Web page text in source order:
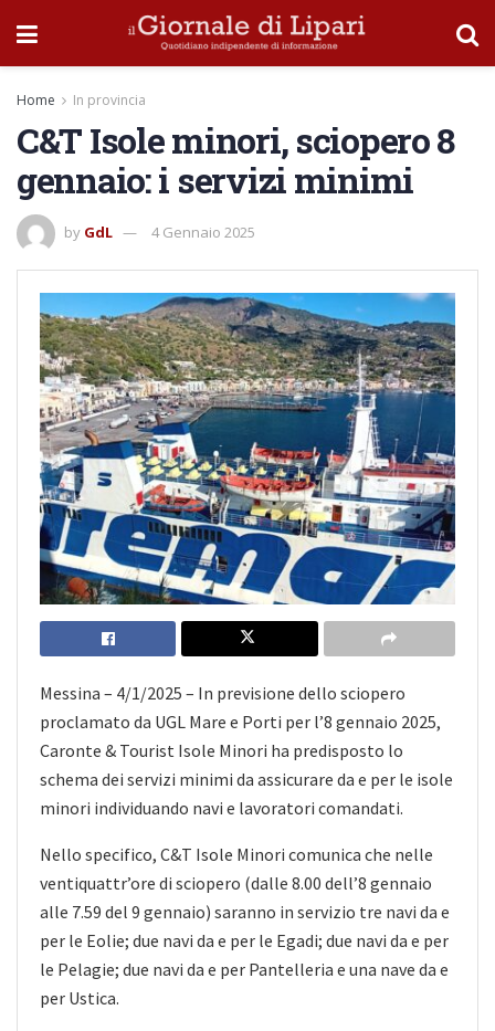
Home In provincia
C&T Isole minori, sciopero 8
gennaio: i servizi minimi
by GdL 4 Gennaio 2025
Messina – 4/1/2025 – In previsione dello sciopero
proclamato da UGL Mare e Porti per l’8 gennaio 2025,
Caronte & Tourist Isole Minori ha predisposto lo
schema dei servizi minimi da assicurare da e per le isole
minori individuando navi e lavoratori comandati.
Nello specifico, C&T Isole Minori comunica che nelle
ventiquattr’ore di sciopero (dalle 8.00 dell’8 gennaio
alle 7.59 del 9 gennaio) saranno in servizio tre navi da e
per le Eolie; due navi da e per le Egadi; due navi da e per
le Pelagie; due navi da e per Pantelleria e una nave da e
per Ustica.